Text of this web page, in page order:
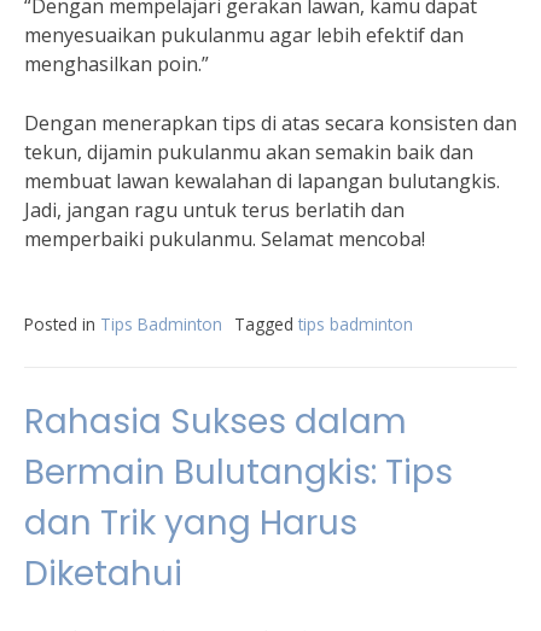
“Dengan mempelajari gerakan lawan, kamu dapat
menyesuaikan pukulanmu agar lebih efektif dan
menghasilkan poin.”
Dengan menerapkan tips di atas secara konsisten dan
tekun, dijamin pukulanmu akan semakin baik dan
membuat lawan kewalahan di lapangan bulutangkis.
Jadi, jangan ragu untuk terus berlatih dan
memperbaiki pukulanmu. Selamat mencoba!
Posted in Tips Badminton Tagged tips badminton
Rahasia Sukses dalam
Bermain Bulutangkis: Tips
dan Trik yang Harus
Diketahui